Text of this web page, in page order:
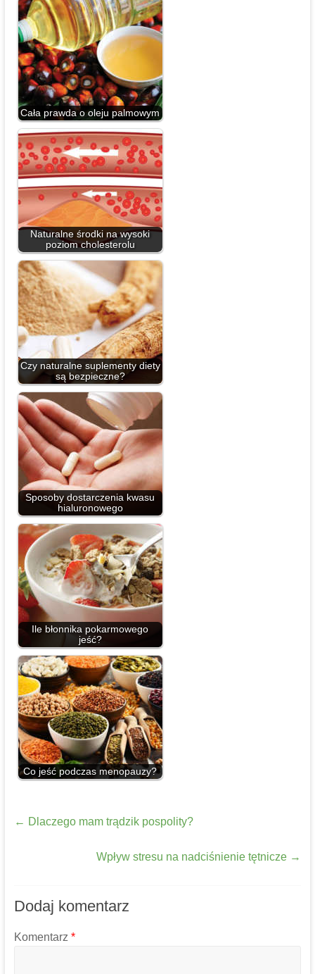
Cała prawda o oleju palmowym
Naturalne środki na wysoki
poziom cholesterolu
Czy naturalne suplementy diety
są bezpieczne?
Sposoby dostarczenia kwasu
hialuronowego
Ile błonnika pokarmowego
jeść?
Co jeść podczas menopauzy?
← Dlaczego mam trądzik pospolity?
Wpływ stresu na nadciśnienie tętnicze →
Dodaj komentarz
Komentarz *